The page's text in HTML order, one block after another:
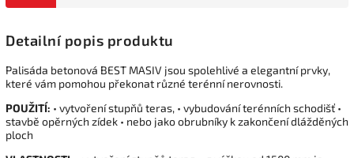
Detailní popis produktu
Palisáda betonová BEST MASIV jsou spolehlivé a elegantní prvky,
které vám pomohou překonat různé terénní nerovnosti.
POUŽITÍ: • vytvoření stupňů teras, • vybudování terénních schodišť •
stavbě opěrných zídek • nebo jako obrubníky k zakončení dlážděných
ploch